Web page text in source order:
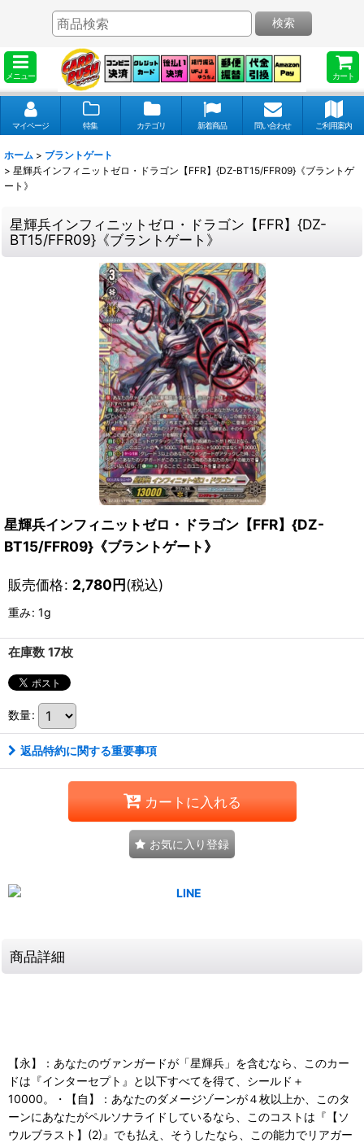
メニュー カート
検索
マイページ 特集 カテゴリ 新着商品 問い合わせ ご利用案内
ホーム > ブラントゲート
> 星輝兵インフィニットゼロ・ドラゴン【FFR】{DZ-BT15/FFR09}《ブラントゲ
ート》
星輝兵インフィニットゼロ・ドラゴン【FFR】{DZ-
BT15/FFR09}《ブラントゲート》
星輝兵インフィニットゼロ・ドラゴン【FFR】{DZ-
BT15/FFR09}《ブラントゲート》
販売価格: 2,780円(税込)
重み: 1g
在庫数 17枚
数量:
返品特約に関する重要事項
カートに入れる
お気に入り登録
商品詳細
【永】：あなたのヴァンガードが「星輝兵」を含むなら、このカー
ドは『インターセプト』と以下すべてを得て、シールド＋
10000。・【自】：あなたのダメージゾーンが４枚以上か、このタ
ーンにあなたがペルソナライドしているなら、このコストは『【ソ
ウルブラスト】(2)』でも払え、そうしたなら、この能力でリアガー